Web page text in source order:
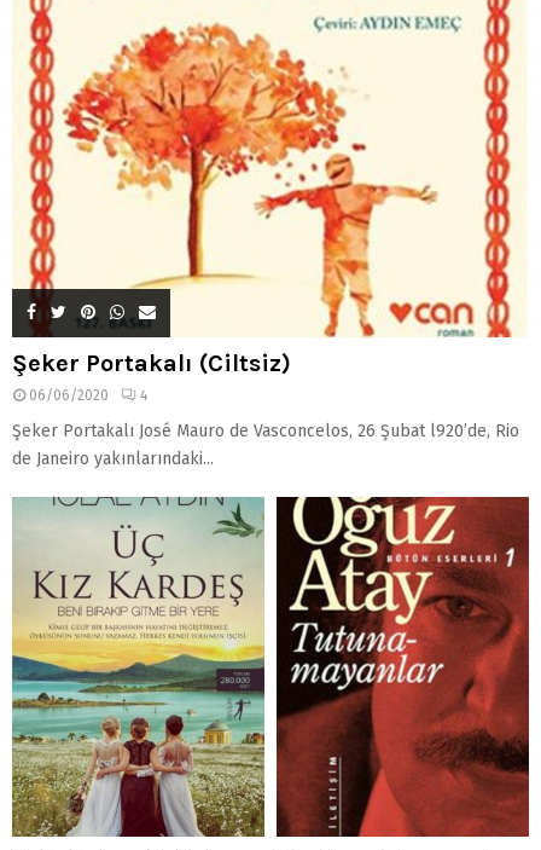
Şeker Portakalı (Ciltsiz)
06/06/2020 4
Şeker Portakalı José Mauro de Vasconcelos, 26 Şubat l920’de, Rio
de Janeiro yakınlarındaki...